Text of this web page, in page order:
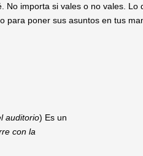
importa si vales o no vales. Lo
poner sus asuntos en tus
auditorio) Es un
con la